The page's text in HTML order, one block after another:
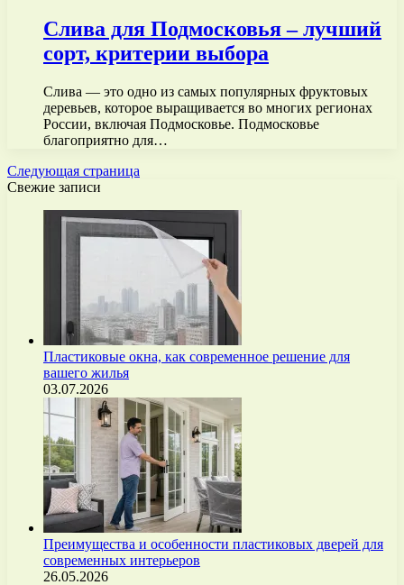
Слива для Подмосковья – лучший
сорт, критерии выбора
Слива — это одно из самых популярных фруктовых
деревьев, которое выращивается во многих регионах
России, включая Подмосковье. Подмосковье
благоприятно для…
Следующая страница
Свежие записи
Пластиковые окна, как современное решение для
вашего жилья
03.07.2026
Преимущества и особенности пластиковых дверей для
современных интерьеров
26.05.2026